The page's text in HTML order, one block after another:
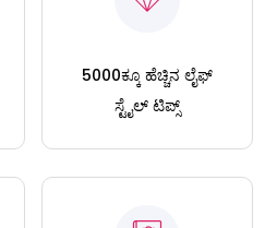
5000ಕ್ಕೂ ಹೆಚ್ಚಿನ ಲೈಫ್
ಸ್ಟೈಲ್ ಟಿಪ್ಸ್